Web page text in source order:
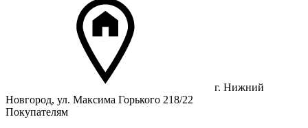
г. Нижний
Новгород, ул. Максима Горького 218/22
Покупателям